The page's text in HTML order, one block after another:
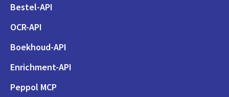
Bestel-API
OCR-API
Boekhoud-API
Enrichment-API
Peppol MCP